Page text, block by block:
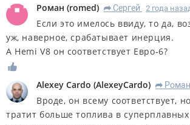
Роман (romed) R Сергей 2 года
Если это имелось ввиду, то да,
уж, наверное, срабатывает инерция.
А Hemi V8 он соответствует Евро-6?
Alexey Cardo (AlexeyCardo) R Роман
Вроде, он всему соответствует,
тратит больше топлива в суперплавных